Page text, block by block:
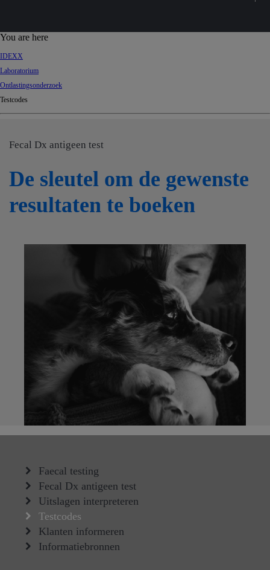
d
You are here
IDEXX
Laboratorium
Ontlastingsonderzoek
Testcodes
Fecal Dx antigeen test
De sleutel om de gewenste
resultaten te boeken
Faecal testing
Fecal Dx antigeen test
Uitslagen interpreteren
Testcodes
Klanten informeren
Informatiebronnen